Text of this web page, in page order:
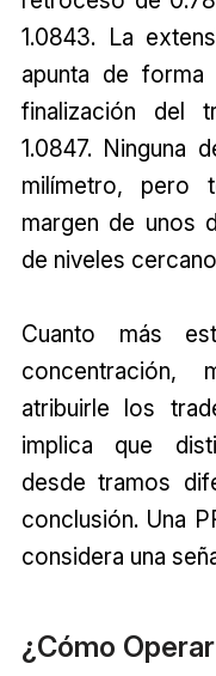
1.0843. La
apunta de forma
finalización del
1.0847. Ninguna
milímetro, pero
margen de unos
de niveles
Cuanto más
concentración,
atribuirle los
implica que
desde tramos
conclusión. Una
considera una
¿Cómo